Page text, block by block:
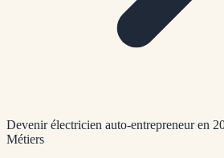
Devenir électricien auto-entrepreneur en
Métiers